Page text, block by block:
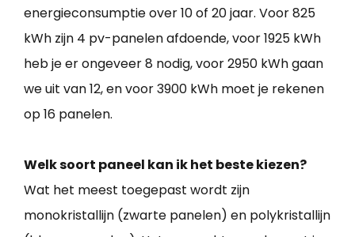
energieconsumptie over 10 of 20 jaar. Voor 825
kWh zijn 4 pv-panelen afdoende, voor 1925 kWh
heb je er ongeveer 8 nodig, voor 2950 kWh gaan
we uit van 12, en voor 3900 kWh moet je rekenen
op 16 panelen.
Welk soort paneel kan ik het beste kiezen?
Wat het meest toegepast wordt zijn
monokristallijn (zwarte panelen) en polykristallijn